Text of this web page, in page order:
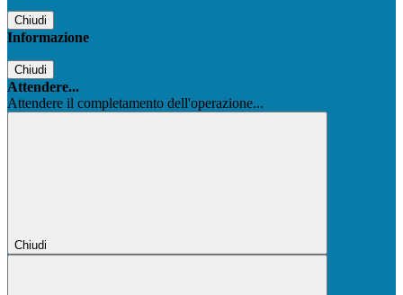
Chiudi
Informazione
Chiudi
Attendere...
Attendere il completamento dell'operazione...
Chiudi